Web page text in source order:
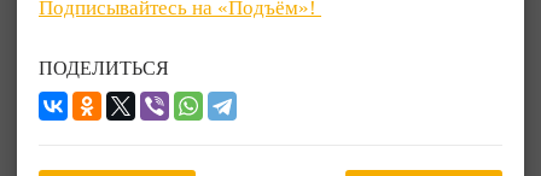
Подписывайтесь на «Подъём»!
ПОДЕЛИТЬСЯ